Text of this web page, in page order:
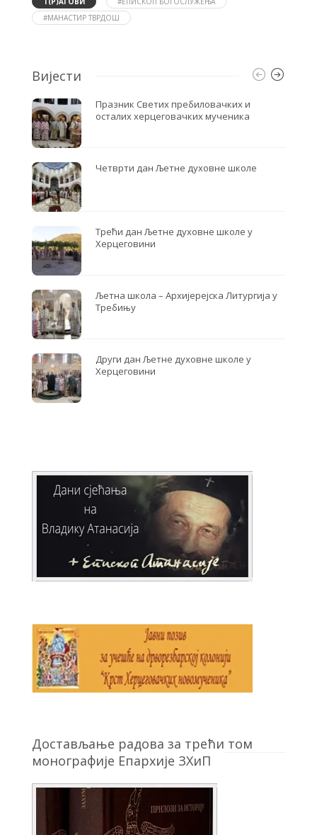
o
k
r
#МАНАСТИР ТВРДОШ
Вијести
Празник Светих пребиловачких и
осталих херцеговачких мученика
Четврти дан Љетне духовне школе
Трећи дан Љетне духовне школе у
Херцеговини
Љетна школа – Архијерејска Литургија у
Требињу
Други дан Љетне духовне школе у
Херцеговини
Достављање радова за трећи том
монографије Епархије ЗХиП